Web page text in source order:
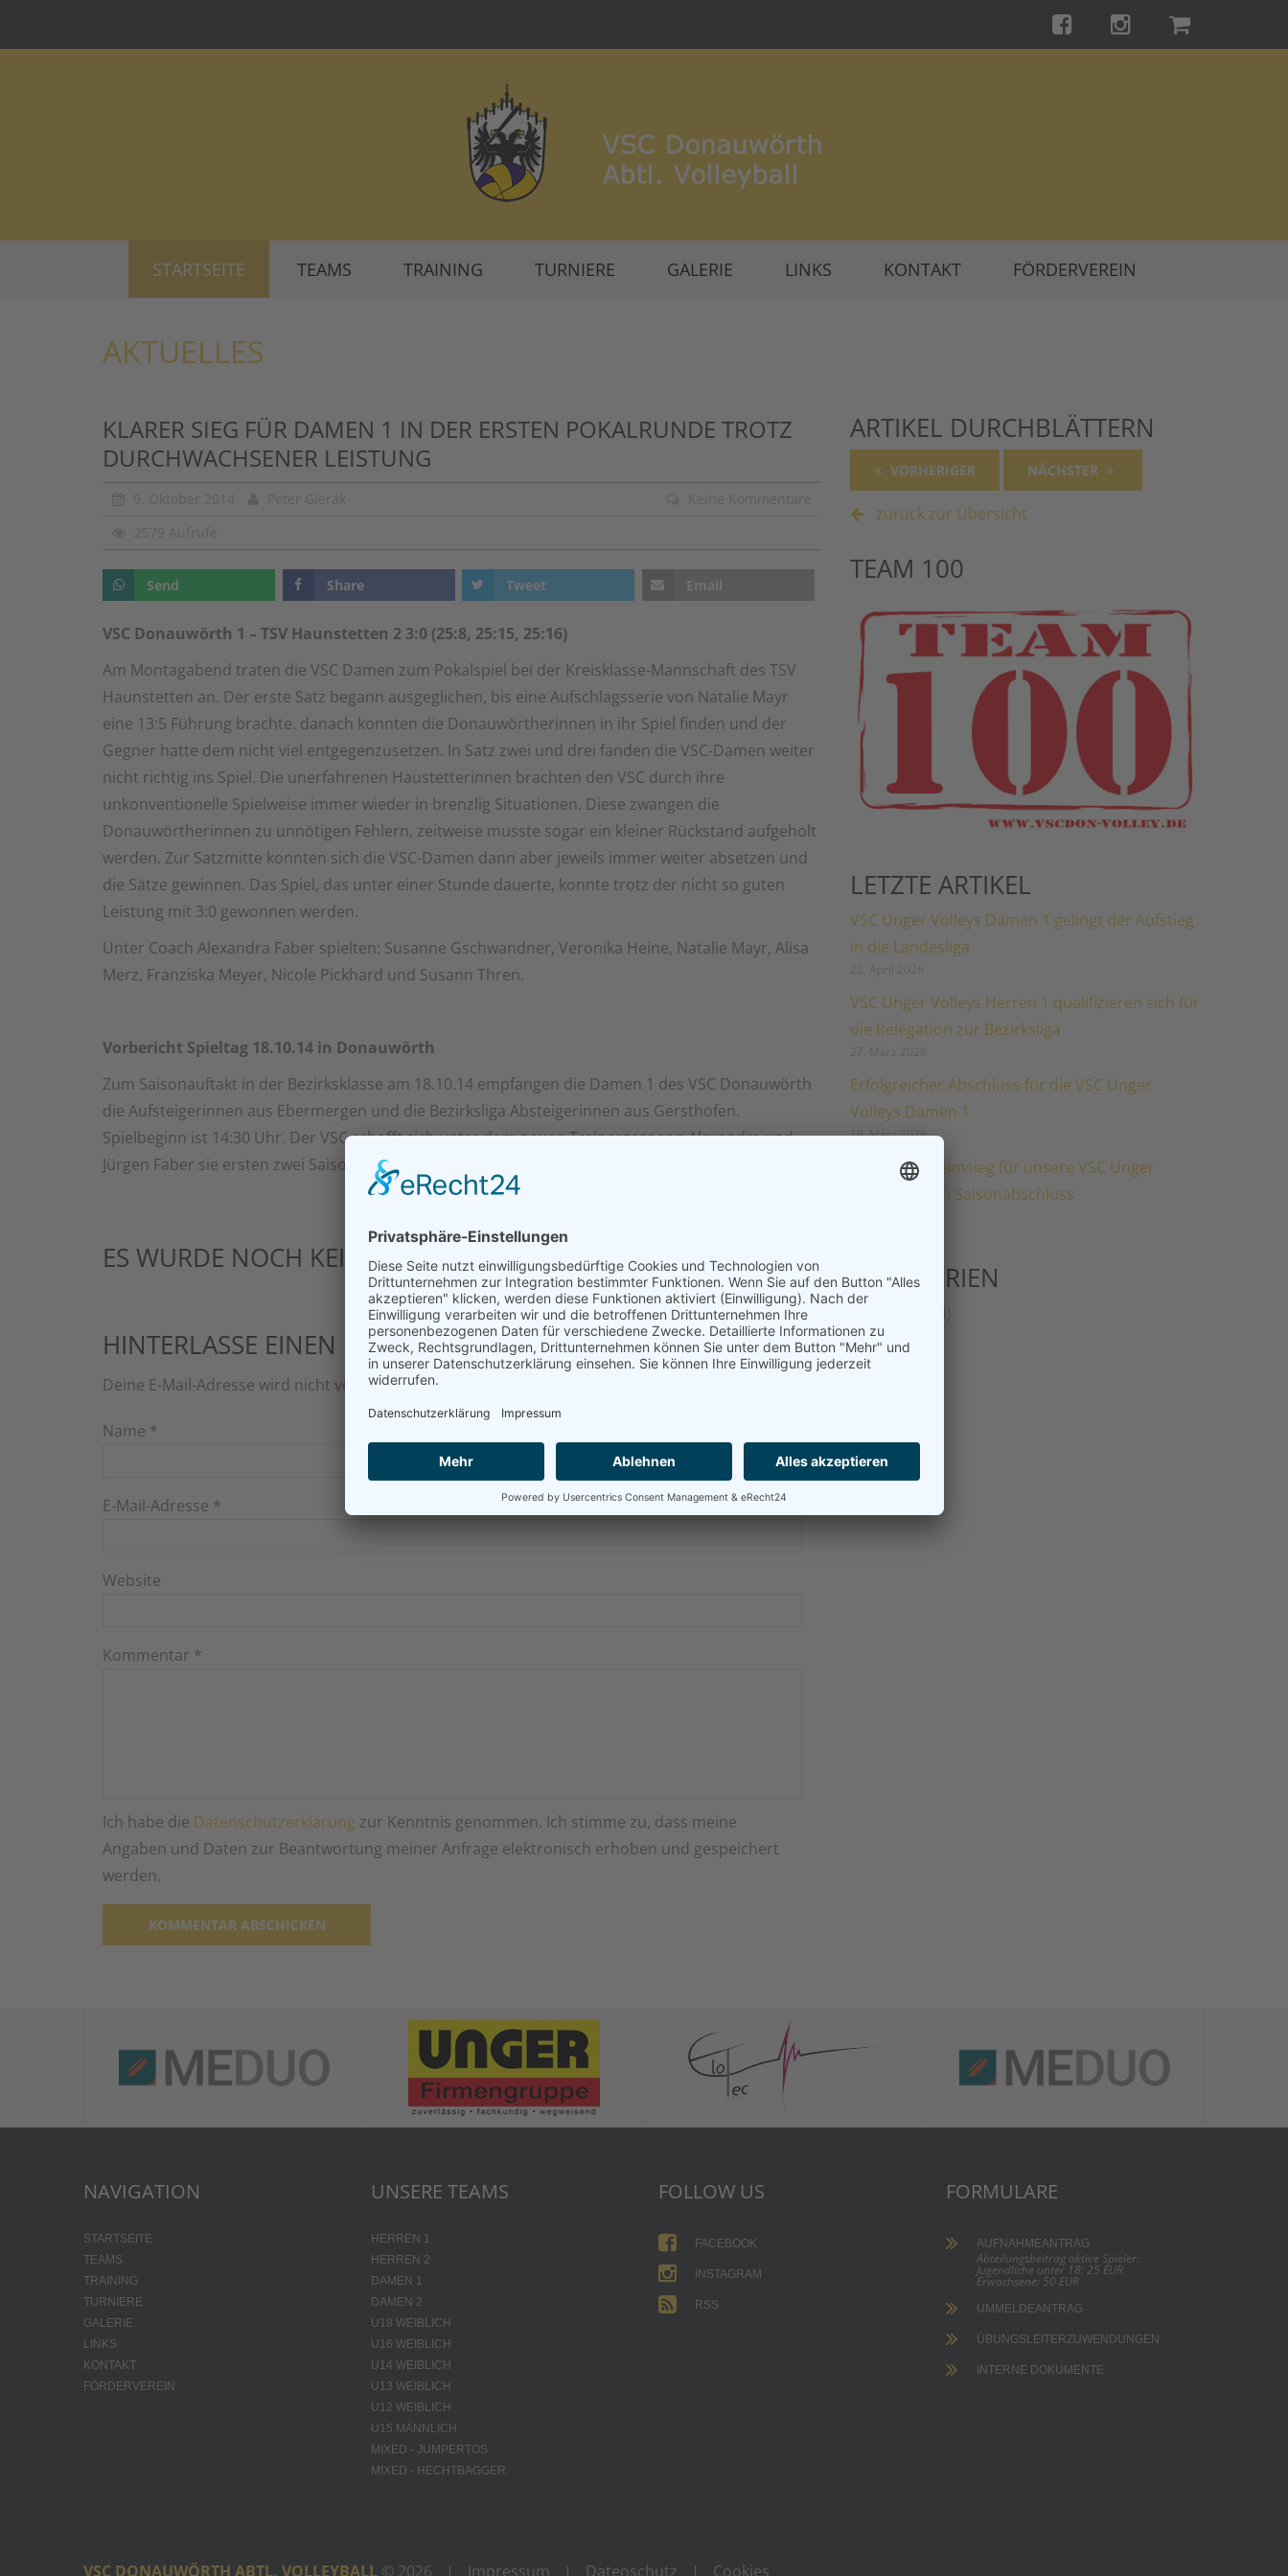
STARTSEITE TEAMS TRAINING TURNIERE GALERIE LINKS KONTAKT FÖRDERVEREIN
AKTUELLES
KLARER SIEG FÜR DAMEN 1 IN DER ERSTEN POKALRUNDE TROTZ
DURCHWACHSENER LEISTUNG
Send Share Tweet Email
VSC Donauwörth 1 – TSV Haunstetten 2 3:0 (25:8, 25:15, 25:16)
Am Montagabend traten die VSC Damen zum Pokalspiel bei der Kreisklasse-Mannschaft des TSV
Haunstetten an. Der erste Satz begann ausgeglichen, bis eine Aufschlagsserie von Natalie Mayr
eine 13:5 Führung brachte. danach konnten die Donauwörtherinnen in ihr Spiel finden und der
Gegner hatte dem nicht viel entgegenzusetzen. In Satz zwei und drei fanden die VSC-Damen weiter
nicht richtig ins Spiel. Die unerfahrenen Haustetterinnen brachten den VSC durch ihre
unkonventionelle Spielweise immer wieder in brenzlig Situationen. Diese zwangen die
Donauwörtherinnen zu unnötigen Fehlern, zeitweise musste sogar ein kleiner Rückstand aufgeholt
werden. Zur Satzmitte konnten sich die VSC-Damen dann aber jeweils immer weiter absetzen und
die Sätze gewinnen. Das Spiel, das unter einer Stunde dauerte, konnte trotz der nicht so guten
Leistung mit 3:0 gewonnen werden.
Unter Coach Alexandra Faber spielten: Susanne Gschwandner, Veronika Heine, Natalie Mayr, Alisa
Merz, Franziska Meyer, Nicole Pickhard und Susann Thren.
Vorbericht Spieltag 18.10.14 in Donauwörth
Zum Saisonauftakt in der Bezirksklasse am 18.10.14 empfangen die Damen 1 des VSC Donauwörth
die Aufsteigerinnen aus Ebermergen und die Bezirksliga Absteigerinnen aus Gersthofen.
Spielbeginn ist 14:30 Uhr. Der VSC erhofft sich unter dem neuen Trainergespann Alexandra und
Jürgen Faber sie ersten zwei Saisonsiege.
ES WURDE NOCH KEIN KOMMENTAR GESCHRIEBEN.
HINTERLASSE EINEN KOMMENTAR
Deine E-Mail-Adresse wird nicht veröffentlicht. Erforderliche Felder sind mit
Name *
E-Mail-Adresse *
Website
Kommentar *
Ich habe die Datenschutzerklärung zur Kenntnis genommen. Ich stimme zu, dass meine
Angaben und Daten zur Beantwortung meiner Anfrage elektronisch erhoben und gespeichert
werden.
ARTIKEL DURCHBLÄTTERN
VORHERIGER NÄCHSTER
zurück zur Übersicht
TEAM 100
LETZTE ARTIKEL
VSC Unger Volleys Damen 1 gelingt der Aufstieg
in die Landesliga
VSC Unger Volleys Herren 1 qualifizieren sich für
die Relegation zur Bezirksliga
Erfolgreicher Abschluss für die VSC Unger
Volleys Damen 1
19. März 2026
Doppelter Heimsieg für unsere VSC Unger
Damen 2 zum Saisonabschluss
KATEGORIEN
Beach(21)
Damen
Jugend(59)
Pokal
(14)
NAVIGATION
STARTSEITE
TEAMS
TRAINING
TURNIERE
GALERIE
LINKS
KONTAKT
FÖRDERVEREIN
UNSERE TEAMS
HERREN 1
HERREN 2
DAMEN 1
DAMEN 2
U18 WEIBLICH
U16 WEIBLICH
U14 WEIBLICH
U13 WEIBLICH
U12 WEIBLICH
U15 MÄNNLICH
MIXED - JUMPERTOS
MIXED - HECHTBAGGER
FOLLOW US
FACEBOOK
INSTAGRAM
RSS
FORMULARE
AUFNAHMEANTRAG
Abteilungsbeitrag aktive Spieler:
Jugendliche unter 18: 25 EUR
Erwachsene: 50 EUR
UMMELDEANTRAG
ÜBUNGSLEITERZUWENDUNGEN
INTERNE DOKUMENTE
VSC DONAUWÖRTH ABTL. VOLLEYBALL © 2026 | Impressum | Datenschutz | Cookies